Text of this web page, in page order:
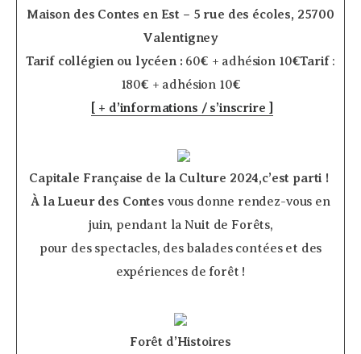
Maison des Contes en Est – 5 rue des écoles, 25700
Valentigney
Tarif collégien ou lycéen : 60€ + adhésion 10€Tarif:
180€ + adhésion 10€
[ + d’informations / s’inscrire ]
Capitale Française de la Culture 2024,c’est parti !
À la Lueur des Contes vous donne rendez-vous en
juin, pendant la Nuit de Forêts,
pour des spectacles, des balades contées et des
expériences de forêt !
Forêt d’Histoires